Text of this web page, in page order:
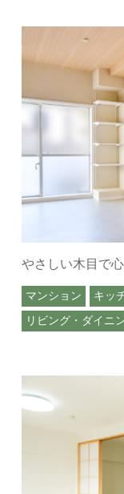
やさしい木目で
マンション キッ
リビング・ダイニ